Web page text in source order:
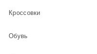
Кроссовки
Обувь